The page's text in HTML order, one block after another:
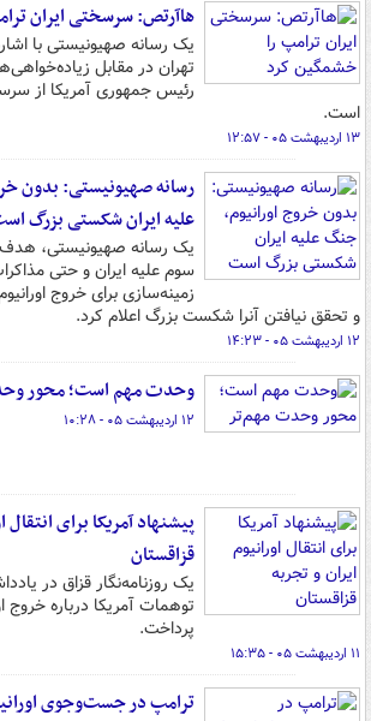
هاآرتص: سرسختی ایران
یک رسانه صهیونیستی با
تهران در مقابل
رئیس جمهوری آمریکا از
است.
۱۳ اردیبهشت ۰۵ - ۱۲:۵۷
رسانه صهیونیستی: بدون
علیه ایران شکستی بزرگ
یک رسانه صهیونیستی،
سوم علیه ایران و حتی
زمینه‌سازی برای خروج
و تحقق نیافتن آنرا شکست بزرگ اعلام کرد.
۱۲ اردیبهشت ۰۵ - ۱۴:۲۳
وحدت مهم است؛ محور
۱۲ اردیبهشت ۰۵ - ۱۰:۲۸
پیشنهاد آمریکا برای انتقال
قزاقستان
یک روزنامه‌نگار قزاق در
توهمات آمریکا درباره خروج
پرداخت.
۱۱ اردیبهشت ۰۵ - ۱۵:۳۵
ترامپ در جست‌وجوی